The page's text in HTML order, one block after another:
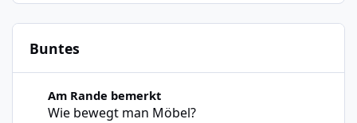
Buntes
Am Rande bemerkt
Wie bewegt man Möbel?